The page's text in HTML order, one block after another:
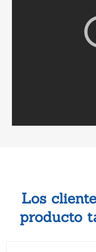
Los
producto